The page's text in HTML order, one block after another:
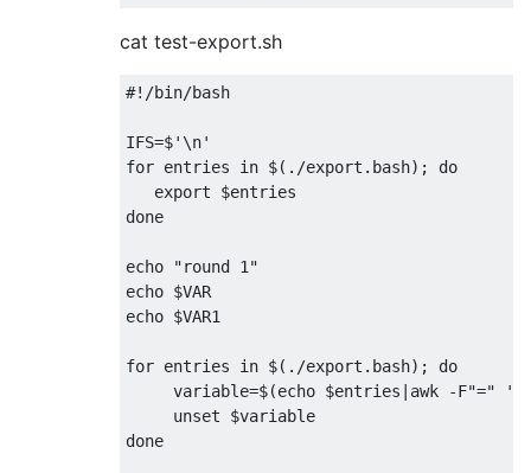
cat test-export.sh
#!/bin/bash
IFS=$'\n'
for entries in $(./export . bash);
do
done
echo
"round 1"
echo $VAR
echo $VAR1
for entries in $(./export . bash);
do
     variable
=$(echo $entries | awk -F"="
done